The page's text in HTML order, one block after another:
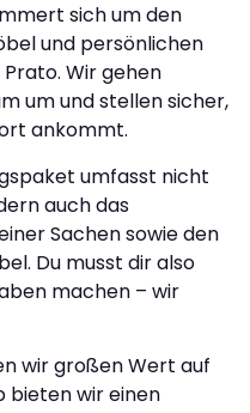
sich um den
und persönlichen
Wir gehen
um und stellen sicher,
ankommt.
umfasst nicht
auch das
Sachen sowie den
Du musst dir also
machen – wir
wir großen Wert auf
bieten wir einen